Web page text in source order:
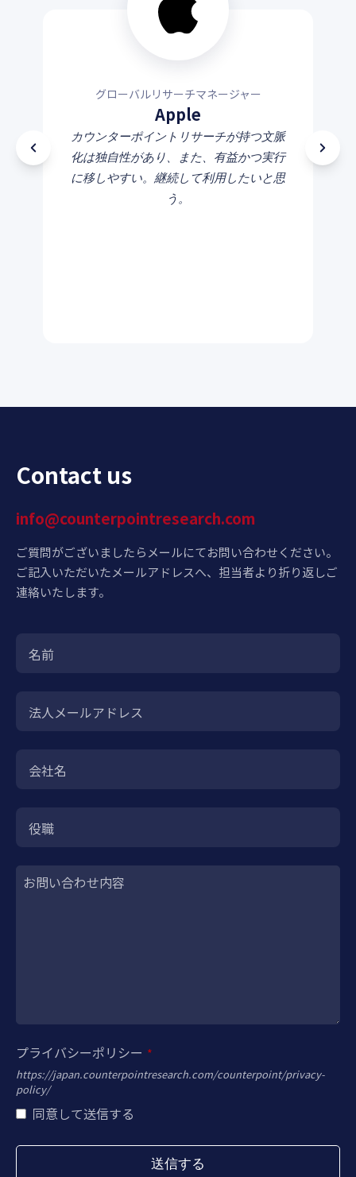
グローバルリサーチマネージャー
Apple
カウンターポイントリサーチが持つ文脈
化は独自性があり、また、有益かつ実行
に移しやすい。継続して利用したいと思
う。
Contact us
info@counterpointresearch.com
ご質問がございましたらメールにてお問い合わせください。
ご記入いただいたメールアドレスへ、担当者より折り返しご
連絡いたします。
名前
法人メールアドレス
会社名
役職
お問い合わせ内容
プライバシーポリシー *
https://japan.counterpointresearch.com/counterpoint/privacy-
policy/
同意して送信する
送信する